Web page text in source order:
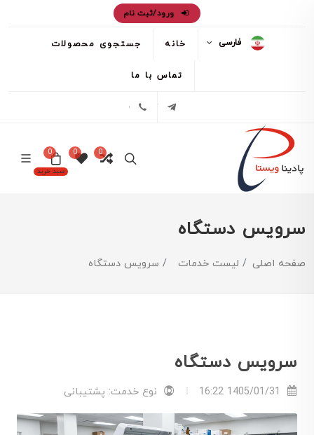
ورود/ثبت نام
فارسی خانه جستجوی محصولات
تماس با ما
تلگرام
0
0
سبد خرید
0
سرویس دستگاه
صفحه اصلی لیست خدمات سرویس دستگاه
سرویس دستگاه
نوع خدمت: پشتیبانی